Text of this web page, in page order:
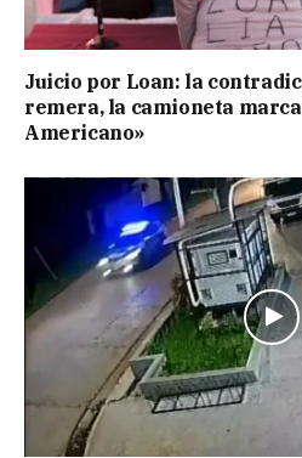
Juicio por Loan: la
remera, la camioneta
Americano»